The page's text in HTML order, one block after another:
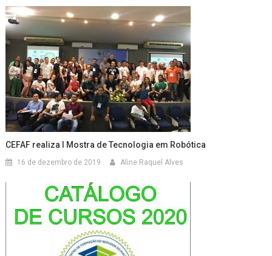
CEFAF realiza I Mostra de Tecnologia em Robótica
16 de dezembro de 2019 Aline Raquel Alves